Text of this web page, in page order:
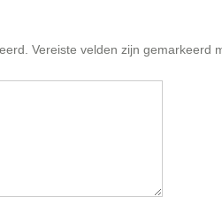
Vereiste velden zijn gemarkeerd